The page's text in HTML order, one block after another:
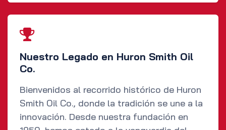
Nuestro Legado en Huron Smith Oil
Co.
Bienvenidos al recorrido histórico de Huron
Smith Oil Co., donde la tradición se une a la
innovación. Desde nuestra fundación en